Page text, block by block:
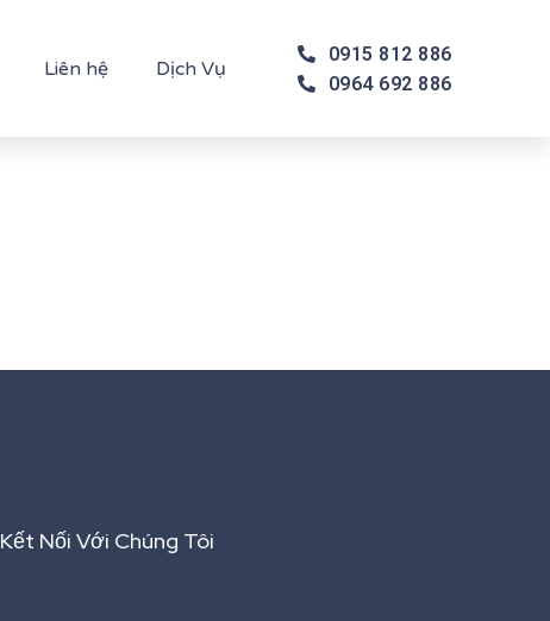
Liên hệ Dịch Vụ
0915 812 886
0964 692 886
Kết Nối Với Chúng Tôi